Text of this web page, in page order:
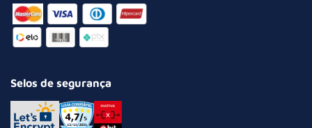
Selos de segurança